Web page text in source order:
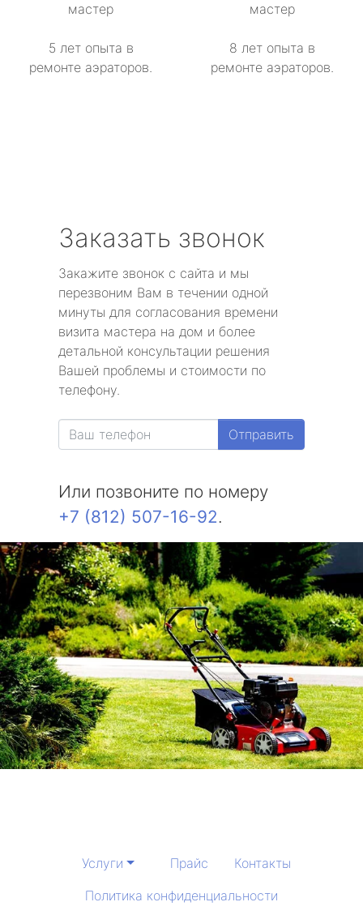
мастер
5 лет опыта в
ремонте аэраторов.
мастер
8 лет опыта в
ремонте аэраторов.
Заказать звонок
Закажите звонок с сайта и мы
перезвоним Вам в течении одной
минуты для согласования времени
визита мастера на дом и более
детальной консультации решения
Вашей проблемы и стоимости по
телефону.
Отправить
Или позвоните по номеру
+7 (812) 507-16-92.
Услуги Прайс
Контакты
Политика конфиденциальности